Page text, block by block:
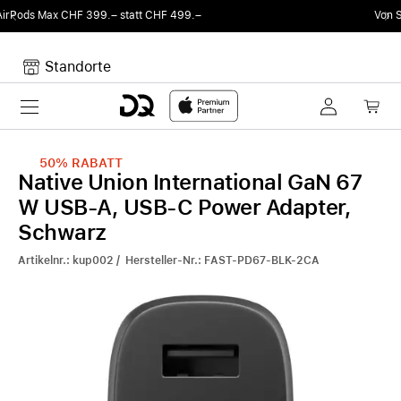
Von Sound auf Fun. DQ Radio by my105 DJ
Standorte
Toggle navigation
Noch keine Artikel im Warenkorb.
50% RABATT
Native Union International GaN 67
W USB-A, USB-C Power Adapter,
Schwarz
Artikelnr.: kup002 / Hersteller-Nr.: FAST-PD67-BLK-2CA